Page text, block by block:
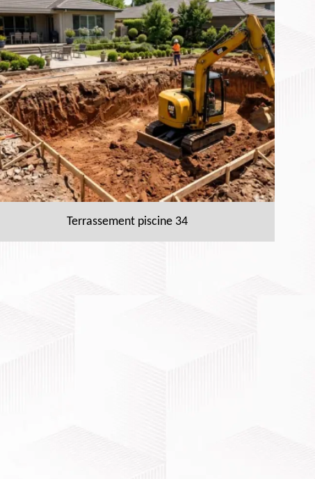
Terrassement piscine 34